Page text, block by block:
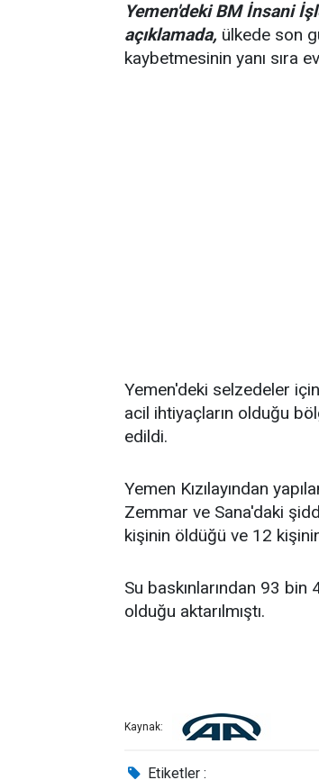
Yemen'deki BM İnsani
açıklamada, ülkede son
kaybetmesinin yanı sıra
Yemen'deki selzedeler için
acil ihtiyaçların olduğu
edildi.
Yemen Kızılayından
Zemmar ve Sana'daki
kişinin öldüğü ve 12
Su baskınlarından 93
olduğu aktarılmıştı.
Kaynak:
Etiketler :